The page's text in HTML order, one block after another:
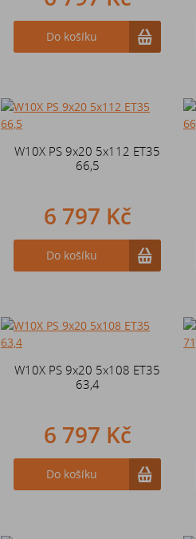
Do košíku
W10X PS 9x20 5x112 ET35
66,5
6 797 Kč
Do košíku
W10X PS 9x20 5x108 ET35
63,4
6 797 Kč
Do košíku